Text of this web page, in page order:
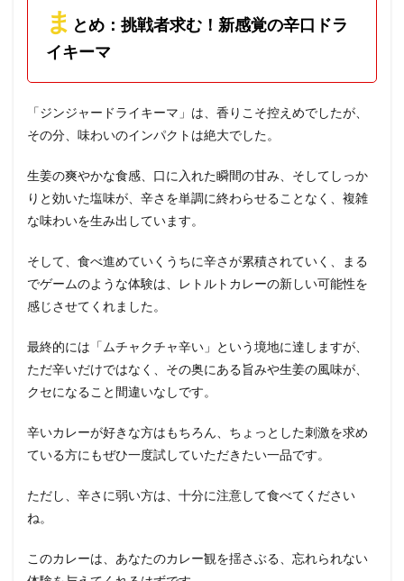
ま とめ：挑戦者求む！新感覚の辛口ドラ
イキーマ
「ジンジャードライキーマ」は、香りこそ控えめでしたが、
その分、味わいのインパクトは絶大でした。
生姜の爽やかな食感、口に入れた瞬間の甘み、そしてしっか
りと効いた塩味が、辛さを単調に終わらせることなく、複雑
な味わいを生み出しています。
そして、食べ進めていくうちに辛さが累積されていく、まる
でゲームのような体験は、レトルトカレーの新しい可能性を
感じさせてくれました。
最終的には「ムチャクチャ辛い」という境地に達しますが、
ただ辛いだけではなく、その奥にある旨みや生姜の風味が、
クセになること間違いなしです。
辛いカレーが好きな方はもちろん、ちょっとした刺激を求め
ている方にもぜひ一度試していただきたい一品です。
ただし、辛さに弱い方は、十分に注意して食べてください
ね。
このカレーは、あなたのカレー観を揺さぶる、忘れられない